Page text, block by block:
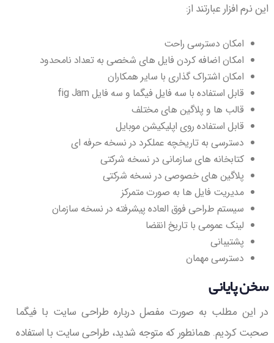
این نرم افزار عبارتند از:
امکان دسترسی راحت
امکان اضافه کردن فایل های شخصی به تعداد نامحدود
امکان اشتراک گذاری با سایر همکاران
قابل استفاده با سه فایل فیگما و سه فایل fig Jam
قالب ها و پلاگین های مختلف
قابل استفاده روی اپلیکیشن موبایل
دسترسی به تاریخچه عملکرد در نسخه حرفه ای
کتابخانه های سازمانی در نسخه شرکتی
پلاگین های خصوصی در نسخه شرکتی
مدیریت فایل ها به صورت متمرکز
سیستم طراحی فوق العاده پیشرفته در نسخه سازمان
لینک عمومی با تاریخ انقضا
پشتیبانی
دسترسی مهمان
سخن پایانی
در این مطلب به صورت مفصل درباره طراحی سایت با فیگما
صحبت کردیم. همانطور که متوجه شدید، طراحی سایت با استفاده